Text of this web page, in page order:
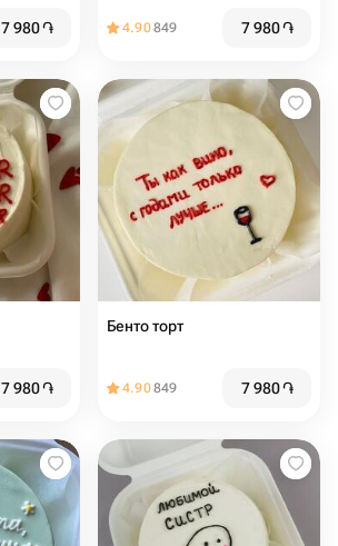
7 980֏ 4.90849 7 980֏
7 980֏
Бенто торт
4.90849 7 980֏